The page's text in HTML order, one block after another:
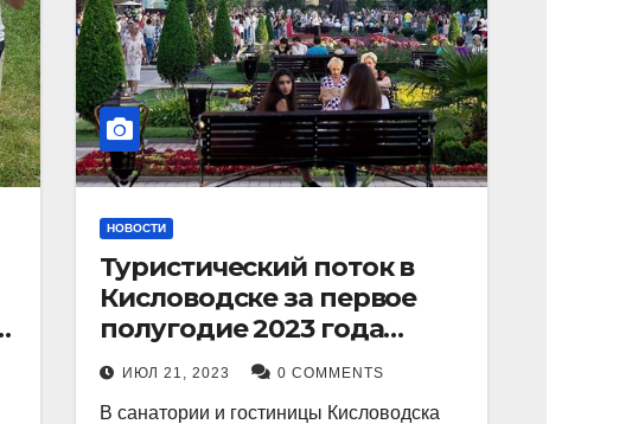
НОВОСТИ
Туристический поток в
Кисловодске за первое
полугодие 2023 года
показал рекордный рост в
21 процент.
ИЮЛ 21, 2023 0 COMMENTS
В санатории и гостиницы Кисловодска